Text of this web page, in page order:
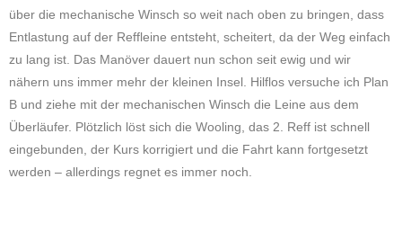
über die mechanische Winsch so weit nach oben zu bringen, dass
Entlastung auf der Reffleine entsteht, scheitert, da der Weg einfach
zu lang ist. Das Manöver dauert nun schon seit ewig und wir
nähern uns immer mehr der kleinen Insel. Hilflos versuche ich Plan
B und ziehe mit der mechanischen Winsch die Leine aus dem
Überläufer. Plötzlich löst sich die Wooling, das 2. Reff ist schnell
eingebunden, der Kurs korrigiert und die Fahrt kann fortgesetzt
werden – allerdings regnet es immer noch.